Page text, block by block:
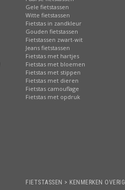
Gele fietstassen
Witte fietstassen
Fietstas in zandkleur
Gouden fietstassen
Fietstassen zwart-wit
Jeans fietstassen
Fietstas met hartjes
Fietstas met bloemen
Fietstas met stippen
Fietstas met dieren
Fietstas camouflage
Fietstas met opdruk
FIETSTASSEN > KENMERKEN OVERIG